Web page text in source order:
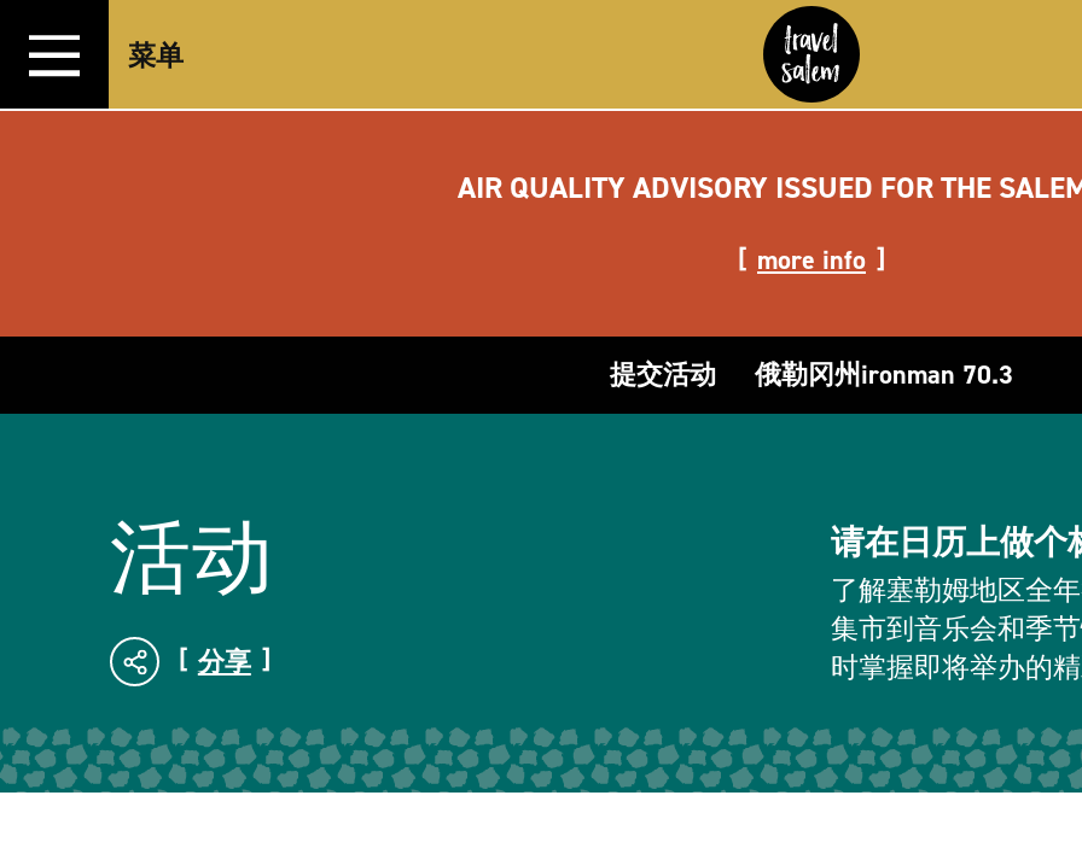
跳转至内容
菜单
AIR QUALITY ADVISORY ISSUED FOR THE
more info
提交活动 俄勒冈州ironman 70.3
活动
分享
请在日历上做个
了解塞勒姆地区全
集市到音乐会和季
时掌握即将举办的